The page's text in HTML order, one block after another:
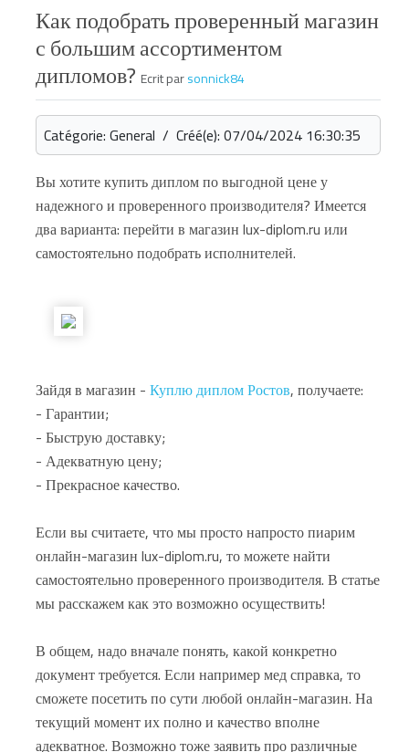
Как подобрать проверенный магазин
с большим ассортиментом
дипломов?Ecrit parsonnick84
Catégorie: General / Créé(e): 07/04/2024 16:30:35
Вы хотите купить диплом по выгодной цене у
надежного и проверенного производителя? Имеется
два варианта: перейти в магазин lux-diplom.ru или
самостоятельно подобрать исполнителей.
Зайдя в магазин -Куплю диплом Ростов, получаете:
- Гарантии;
- Быструю доставку;
- Адекватную цену;
- Прекрасное качество.
Если вы считаете, что мы просто напросто пиарим
онлайн-магазин lux-diplom.ru, то можете найти
самостоятельно проверенного производителя. В статье
мы расскажем как это возможно осуществить!
В общем, надо вначале понять, какой конкретно
документ требуется. Если например мед справка, то
сможете посетить по сути любой онлайн-магазин. На
текущий момент их полно и качество вполне
адекватное. Возможно тоже заявить про различные